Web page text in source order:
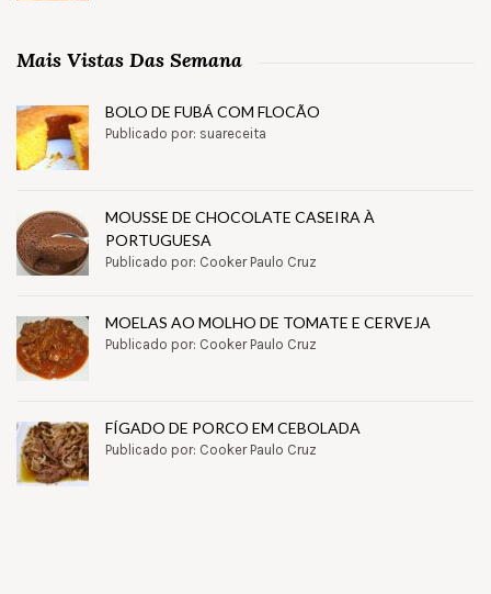
Mais Vistas Das Semana
BOLO DE FUBÁ COM FLOCÃO
Publicado por: suareceita
MOUSSE DE CHOCOLATE CASEIRA À
PORTUGUESA
Publicado por: Cooker Paulo Cruz
MOELAS AO MOLHO DE TOMATE E CERVEJA
Publicado por: Cooker Paulo Cruz
FÍGADO DE PORCO EM CEBOLADA
Publicado por: Cooker Paulo Cruz